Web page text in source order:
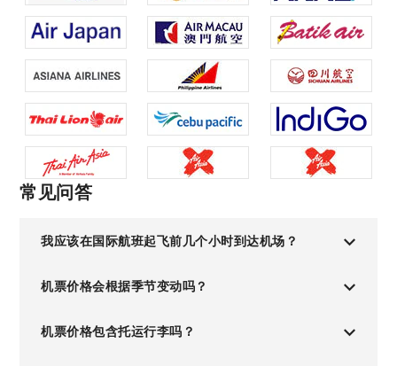
常见问答
我应该在国际航班起飞前几个小时到达机场？
机票价格会根据季节变动吗？
机票价格包含托运行李吗？